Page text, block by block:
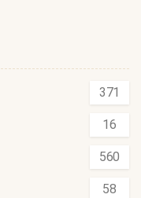
371
16
560
58